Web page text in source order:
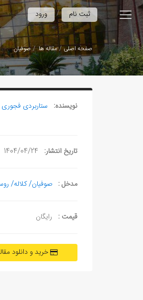
ورود / ثبت نام
صفحه اصلی مقاله ها صوفیان
نویسنده: ستاربردی فجوری
تاریخ انتشار: 1404/04/24
مدخل : صوفیان/ کلاله/
قیمت : رایگان
خرید و دانلود